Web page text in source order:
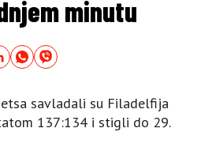
minutu
savladali su Filadelfija
137:134 i stigli do 29.